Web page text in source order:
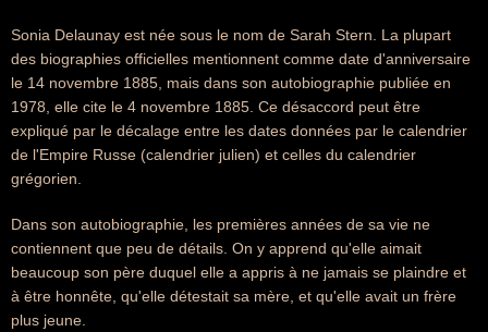
Sonia Delaunay est née sous le nom de Sarah Stern. La plupart
des biographies officielles mentionnent comme date d'anniversaire
le 14 novembre 1885, mais dans son autobiographie publiée en
1978, elle cite le 4 novembre 1885. Ce désaccord peut être
expliqué par le décalage entre les dates données par le calendrier
de l'Empire Russe (calendrier julien) et celles du calendrier
grégorien.
Dans son autobiographie, les premières années de sa vie ne
contiennent que peu de détails. On y apprend qu'elle aimait
beaucoup son père duquel elle a appris à ne jamais se plaindre et
à être honnête, qu'elle détestait sa mère, et qu'elle avait un frère
plus jeune.